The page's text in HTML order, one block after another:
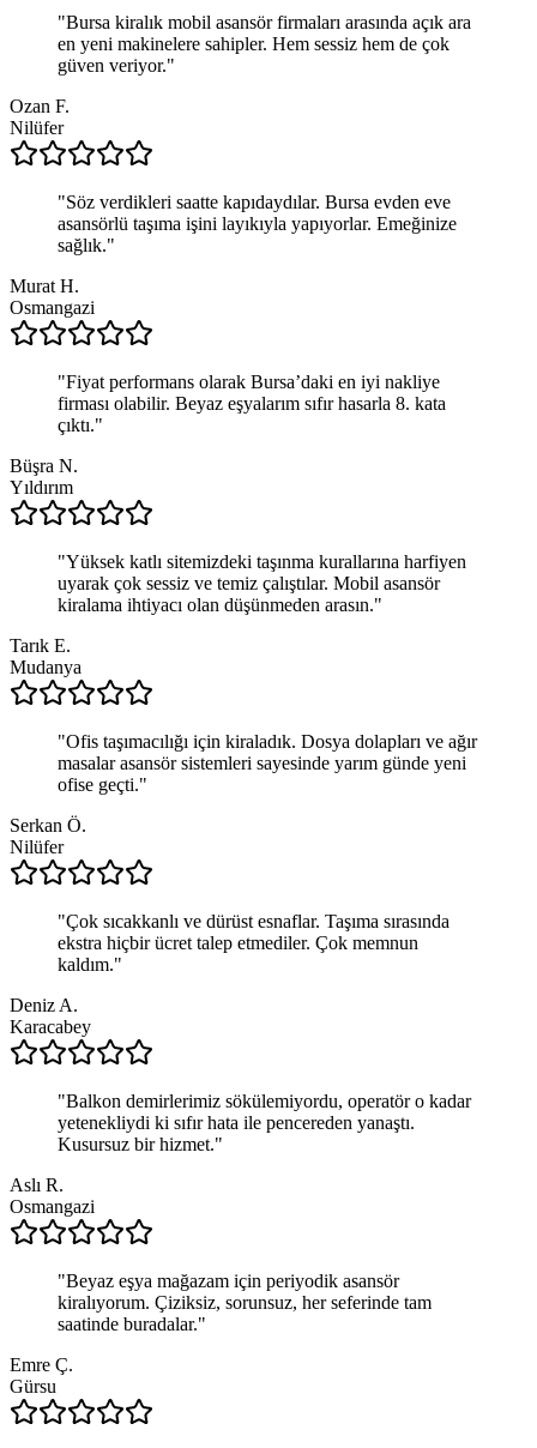
"Bursa kiralık mobil asansör firmaları arasında açık ara
en yeni makinelere sahipler. Hem sessiz hem de çok
güven veriyor."
Ozan F.
Nilüfer
"Söz verdikleri saatte kapıdaydılar. Bursa evden eve
asansörlü taşıma işini layıkıyla yapıyorlar. Emeğinize
sağlık."
Murat H.
Osmangazi
"Fiyat performans olarak Bursa’daki en iyi nakliye
firması olabilir. Beyaz eşyalarım sıfır hasarla 8. kata
çıktı."
Büşra N.
Yıldırım
"Yüksek katlı sitemizdeki taşınma kurallarına harfiyen
uyarak çok sessiz ve temiz çalıştılar. Mobil asansör
kiralama ihtiyacı olan düşünmeden arasın."
Tarık E.
Mudanya
"Ofis taşımacılığı için kiraladık. Dosya dolapları ve ağır
masalar asansör sistemleri sayesinde yarım günde yeni
ofise geçti."
Serkan Ö.
Nilüfer
"Çok sıcakkanlı ve dürüst esnaflar. Taşıma sırasında
ekstra hiçbir ücret talep etmediler. Çok memnun
kaldım."
Deniz A.
Karacabey
"Balkon demirlerimiz sökülemiyordu, operatör o kadar
yetenekliydi ki sıfır hata ile pencereden yanaştı.
Kusursuz bir hizmet."
Aslı R.
Osmangazi
"Beyaz eşya mağazam için periyodik asansör
kiralıyorum. Çiziksiz, sorunsuz, her seferinde tam
saatinde buradalar."
Emre Ç.
Gürsu